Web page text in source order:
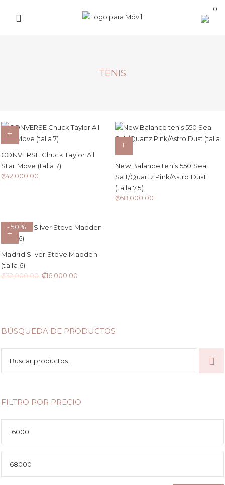
0
TENIS
CONVERSE Chuck Taylor All
Star Move (talla 7)
₡42,000.00
New Balance tenis 550 Sea
Salt/Quartz Pink/Astro Dust
(talla 7,5)
₡68,000.00
-50%
Madrid Silver Steve Madden
(talla 6)
₡32,000.00 El
precio
₡16,000.00
BÚSQUEDA DE PRODUCTOS
por:
FILTRO POR PRECIO
mínimo
máximo